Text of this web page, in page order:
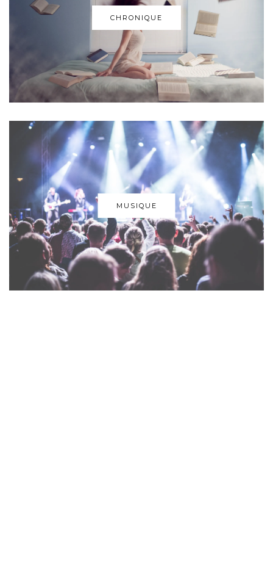
CHRONIQUE
MUSIQUE